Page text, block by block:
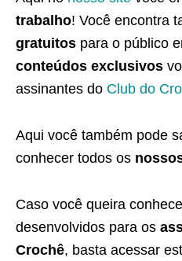
trabalho! Você encontra
gratuitos para o público
conteúdos exclusivos
assinantes do Club do
Aqui você também pode
conhecer todos os
Caso você queira
desenvolvidos para os
Crochê, basta acessar